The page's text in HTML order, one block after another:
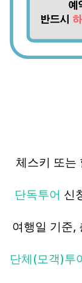
체스키 또는
단독투어 신
여행일 기준,
단체(모객)투